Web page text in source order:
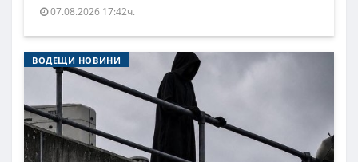
07.08.2026 17:42ч.
ВОДЕЩИ НОВИНИ